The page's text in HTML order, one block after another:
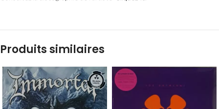
Produits similaires